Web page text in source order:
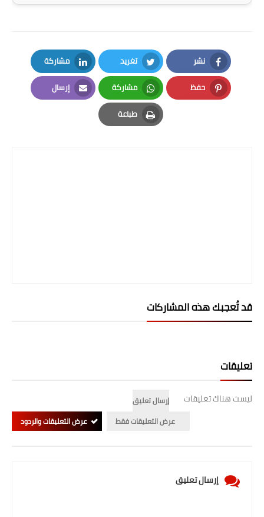
المرحلة الاعدادية
المرحلة الابتدائية
المرحلة المتوسطة
المرحلة الاعدادية
استمارة القبول المركزي
نشر
Facebook
تغريد
Twitter
مشاركة
LinkedIn
حفظ
Pinterest
مشاركة
Whatsapp
إرسال
Email
طباعة
Print
قد تُعجبك هذه المشاركات
تعليقات
ليست هناك تعليقات
إرسال تعليق
عرض التعليقات فقط
عرض التعليقات والردود
إرسال تعليق